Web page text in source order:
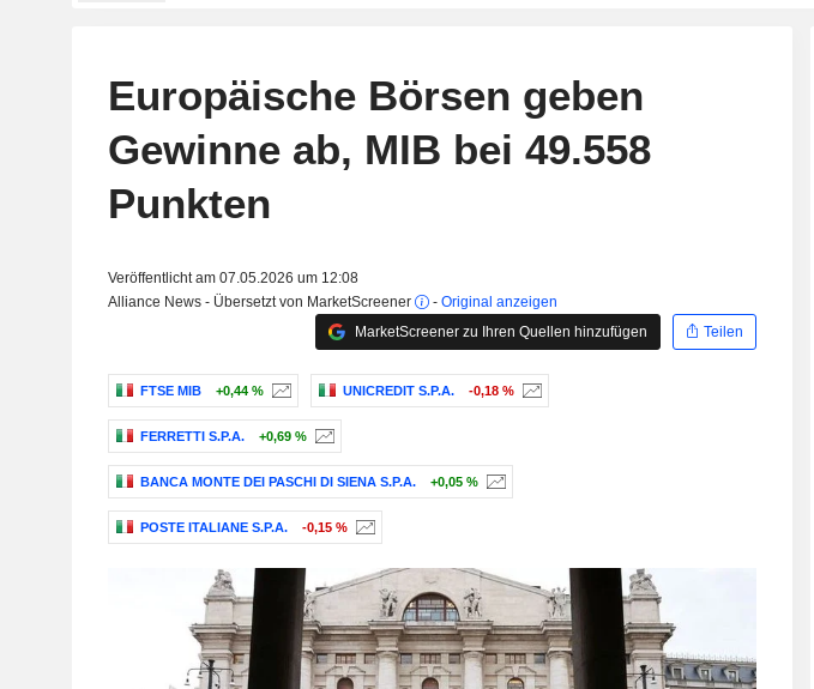
Europäische Börsen geben
Gewinne ab, MIB bei 49.558
Punkten
Veröffentlicht am 07.05.2026 um 12:08
Alliance News - Übersetzt von MarketScreener
- Original anzeigen
MarketScreener zu Ihren Quellen hinzufügen
Teilen
FTSE MIB +0,44 % UNICREDIT S.P.A. -0,18 %
FERRETTI S.P.A. +0,69 %
BANCA MONTE DEI PASCHI DI SIENA S.P.A. +0,05 %
POSTE ITALIANE S.P.A. -0,15 %